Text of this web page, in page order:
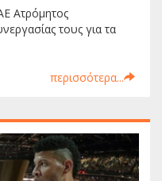
Ατρόμητος
τους για τα
περισσότερα...